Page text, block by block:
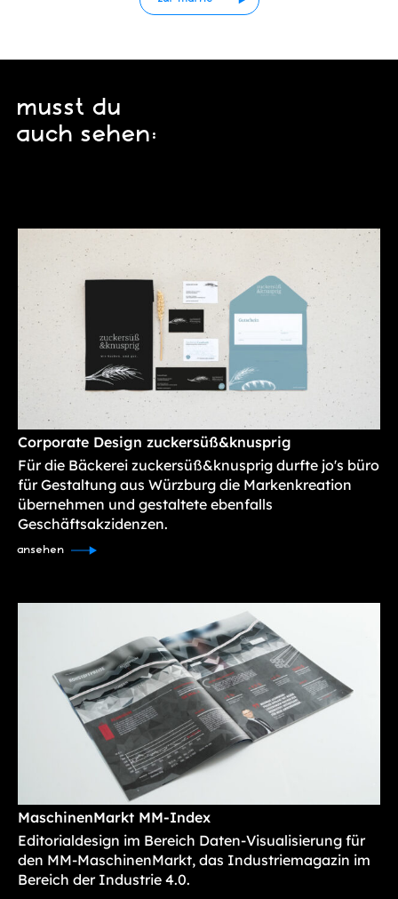
musst du
auch sehen:
Corporate Design zuckersüß&knusprig
Für die Bäckerei zuckersüß&knusprig durfte jo's büro
für Gestaltung aus Würzburg die Markenkreation
übernehmen und gestaltete ebenfalls
Geschäftsakzidenzen.
ansehen
MaschinenMarkt MM-Index
Editorialdesign im Bereich Daten-Visualisierung für
den MM-MaschinenMarkt, das Industriemagazin im
Bereich der Industrie 4.0.